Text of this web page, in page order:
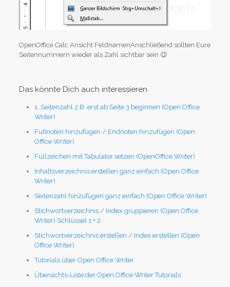
OpenOffice Calc Ansicht FeldnamenAnschließend sollten Eure
Seitennummern wieder als Zahl sichtbar sein 😉
Das könnte Dich auch interessieren
1. Seitenzahl z.B. erst ab Seite 3 beginnen (Open Office
Writer)
Fußnoten hinzufügen / Endnoten hinzufügen (Open
Office Writer)
Füllzeichen mit Tabulator setzen (OpenOffice Writer)
Inhaltsverzeichnis erstellen ganz einfach (Open Office
Writer)
Seitenzahl hinzufügen ganz einfach (Open Office Writer)
Stichwortverzeichnis / Index gruppieren (Open Office
Writer) Schlüssel 1 + 2
Stichwortverzeichnis erstellen / Index erstellen (Open
Office Writer)
Tutorials über Open Office Writer
Übersichts-Liste der Open Office Writer Tutorials